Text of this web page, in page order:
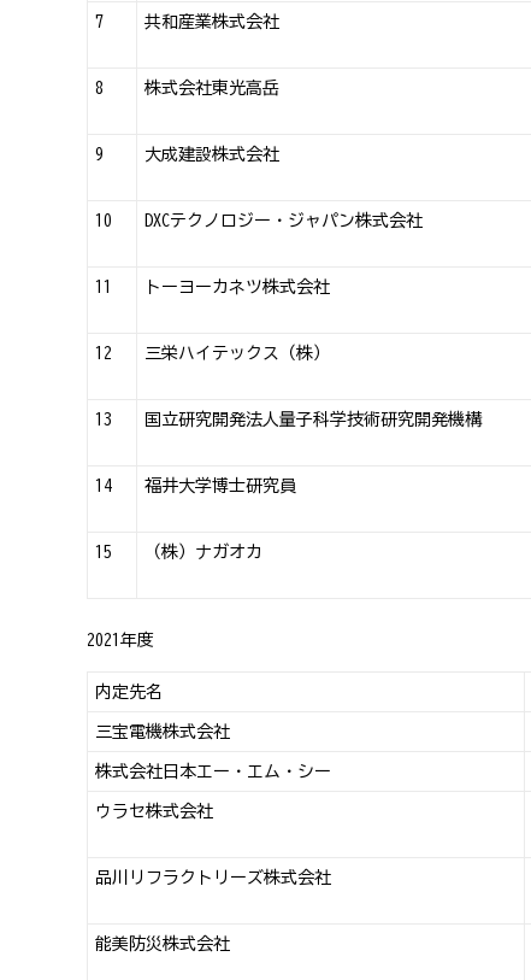
7 共和産業株式会社
8 株式会社東光高岳
9 大成建設株式会社
10 DXCテクノロジー・ジャパン株式会社
11 トーヨーカネツ株式会社
12 三栄ハイテックス（株）
13 国立研究開発法人量子科学技術研究開発機構
14 福井大学博士研究員
15 （株）ナガオカ
2021年度
内定先名
三宝電機株式会社
株式会社日本エー・エム・シー
ウラセ株式会社
品川リフラクトリーズ株式会社
能美防災株式会社